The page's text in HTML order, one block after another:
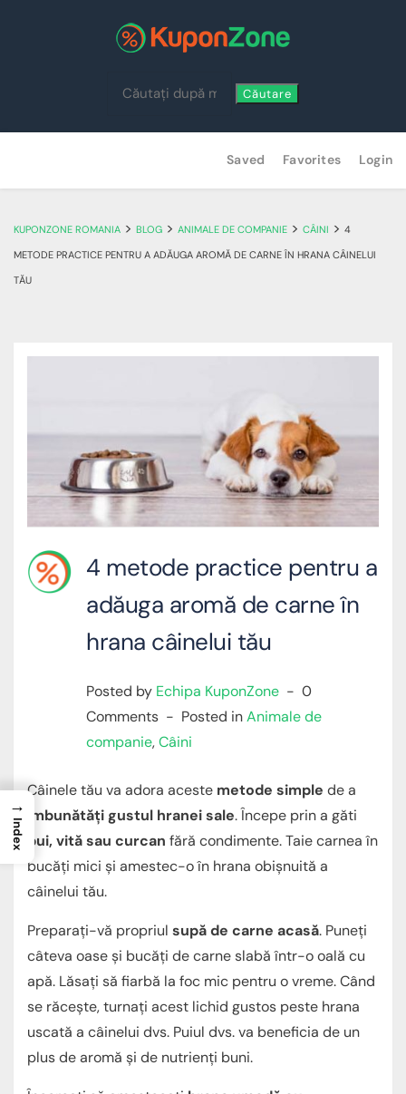
Căutare
content
Saved Favorites Login
KUPONZONE ROMANIA > BLOG > ANIMALE DE COMPANIE > CÂINI > 4
METODE PRACTICE PENTRU A ADĂUGA AROMĂ DE CARNE ÎN HRANA CÂINELUI
TĂU
4 metode practice pentru a
adăuga aromă de carne în
hrana câinelui tău
Posted by Echipa KuponZone
0
Comments
Posted inAnimale de
companie,Câini
Câinele tău va adora aceste metode simple de a
îmbunătăți gustul hranei sale. Începe prin a găti
pui, vită sau curcan fără condimente. Taie carnea în
bucăți mici și amestec-o în hrana obișnuită a
câinelui tău.
Preparați-vă propriul supă de carne acasă. Puneți
câteva oase și bucăți de carne slabă într-o oală cu
apă. Lăsați să fiarbă la foc mic pentru o vreme. Când
se răcește, turnați acest lichid gustos peste hrana
uscată a câinelui dvs. Puiul dvs. va beneficia de un
plus de aromă și de nutrienți buni.
→
Index